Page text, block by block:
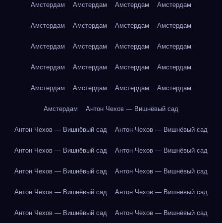
Амстердам Амстердам Амстердам Амстердам
Амстердам Амстердам Амстердам Амстердам
Амстердам Амстердам Амстердам Амстердам
Амстердам Амстердам Амстердам Амстердам
Амстердам Амстердам Амстердам Амстердам
Амстердам Антон Чехов — Вишнёвый сад
Антон Чехов — Вишнёвый сад Антон Чехов — Вишнёвый сад
Антон Чехов — Вишнёвый сад Антон Чехов — Вишнёвый сад
Антон Чехов — Вишнёвый сад Антон Чехов — Вишнёвый сад
Антон Чехов — Вишнёвый сад Антон Чехов — Вишнёвый сад
Антон Чехов — Вишнёвый сад Антон Чехов — Вишнёвый сад